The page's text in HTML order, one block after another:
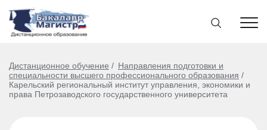
Дистанционное обучение
Направления подготовки и
специальности высшего профессионального образования
Карельский региональный институт управления, экономики и
права Петрозаводского государственного университета